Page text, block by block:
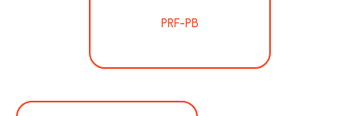
PRF-PB